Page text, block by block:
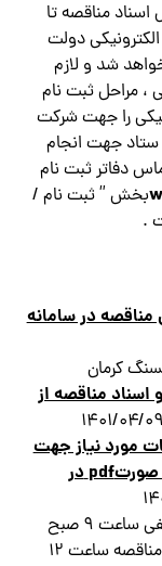
اسناد مناقصه تا
الکترونیکی دولت
شد و لازم
مراحل ثبت نام
را جهت شركت
جهت انجام
و اطلاعات تماس دفاتر ثبت نام
بخش ” ثبت نام /
.
مناقصه در سامانه
كرمان
مناقصه از
مورد نياز جهت
صورتpdfدر
: ارزيابي كيفي ساعت ۹ صبح
مورخ ۱۴۰۱/۰۴/۲۳و بازگشائي پاكات مناقصه ساعت ۱۲